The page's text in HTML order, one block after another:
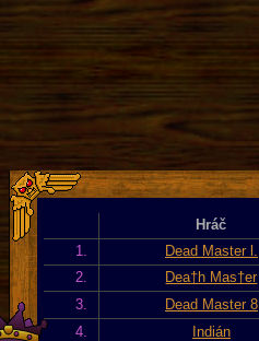
Hráč
1.
Dead Master l.
2.
Dea†h Mas†er
3.
Dead Master 8
4.
Indián